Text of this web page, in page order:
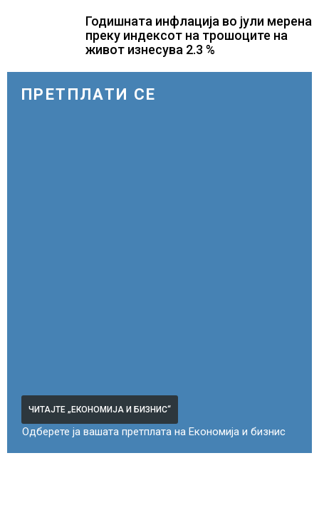
Годишната инфлација во јули мерена
преку индексот на трошоците на
живот изнесува 2.3 %
ПРЕТПЛАТИ СЕ
ЧИТАЈТЕ „ЕКОНОМИЈА И БИЗНИС“
Одберете ја вашата претплата на Економија и бизнис